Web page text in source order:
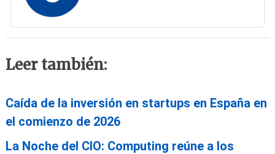
Leer también:
Caída de la inversión en startups en España en
el comienzo de 2026
La Noche del CIO: Computing reúne a los